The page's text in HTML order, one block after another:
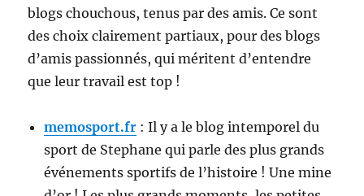
blogs chouchous, tenus par des amis. Ce sont
des choix clairement partiaux, pour des blogs
d’amis passionnés, qui méritent d’entendre
que leur travail est top !
memosport.fr : Il y a le blog intemporel du
sport de Stephane qui parle des plus grands
événements sportifs de l’histoire ! Une mine